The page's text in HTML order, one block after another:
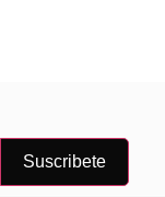
Suscribete